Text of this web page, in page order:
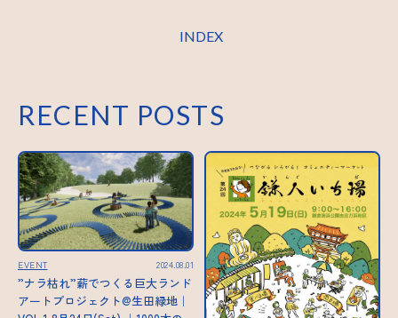
INDEX
RECENT POSTS
EVENT 2024.08.01
”ナラ枯れ”薪でつくる巨大ランド
アートプロジェクト@生田緑地｜